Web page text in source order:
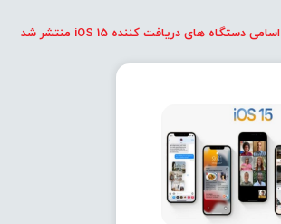
اسامی دستگاه های دریافت کننده iOS 15 منتشر شد